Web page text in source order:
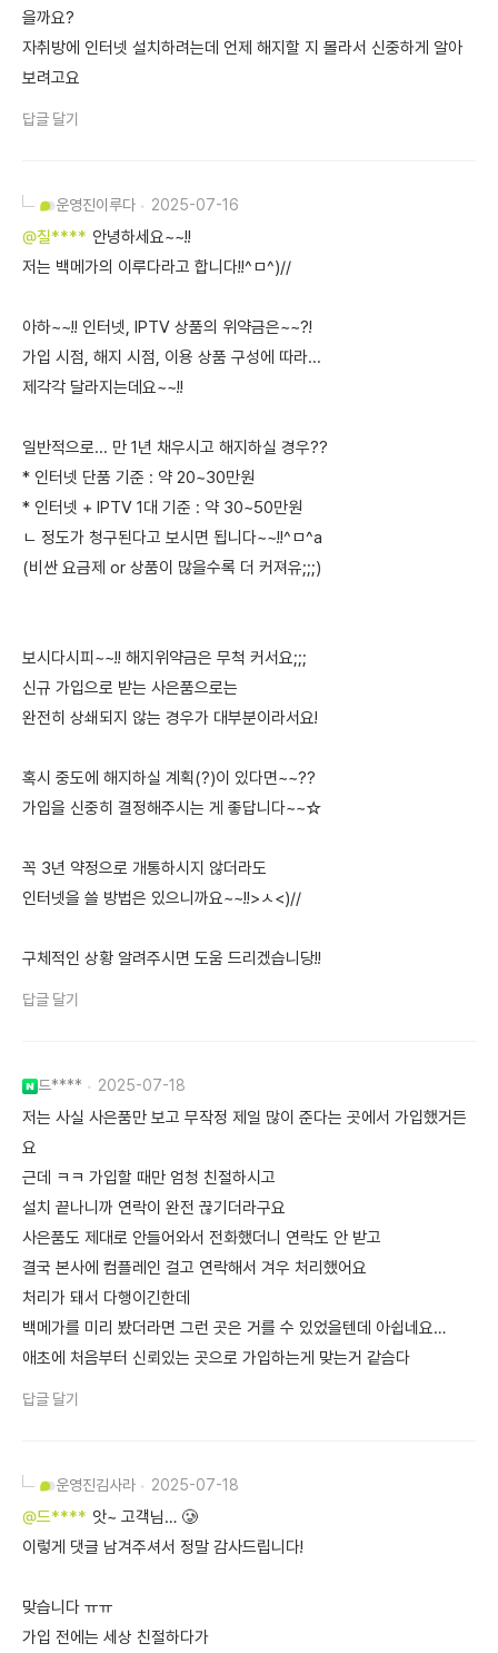
을까요?
자취방에 인터넷 설치하려는데 언제 해지할 지 몰라서 신중하게 알아
보려고요
답글 달기
운영진이루다 2025-07-16
@칠**** 안녕하세요~~!!
저는 백메가의 이루다라고 합니다!!^ㅁ^)//
아하~~!! 인터넷, IPTV 상품의 위약금은~~?!
가입 시점, 해지 시점, 이용 상품 구성에 따라...
제각각 달라지는데요~~!!
일반적으로... 만 1년 채우시고 해지하실 경우??
* 인터넷 단품 기준 : 약 20~30만원
* 인터넷 + IPTV 1대 기준 : 약 30~50만원
ㄴ 정도가 청구된다고 보시면 됩니다~~!!^ㅁ^a
(비싼 요금제 or 상품이 많을수록 더 커져유;;;)
보시다시피~~!! 해지위약금은 무척 커서요;;;
신규 가입으로 받는 사은품으로는
완전히 상쇄되지 않는 경우가 대부분이라서요!
혹시 중도에 해지하실 계획(?)이 있다면~~??
가입을 신중히 결정해주시는 게 좋답니다~~☆
꼭 3년 약정으로 개통하시지 않더라도
인터넷을 쓸 방법은 있으니까요~~!!>ㅅ<)//
구체적인 상황 알려주시면 도움 드리겠습니당!!
답글 달기
드**** 2025-07-18
저는 사실 사은품만 보고 무작정 제일 많이 준다는 곳에서 가입했거든
요
근데 ㅋㅋ 가입할 때만 엄청 친절하시고
설치 끝나니까 연락이 완전 끊기더라구요
사은품도 제대로 안들어와서 전화했더니 연락도 안 받고
결국 본사에 컴플레인 걸고 연락해서 겨우 처리했어요
처리가 돼서 다행이긴한데
백메가를 미리 봤더라면 그런 곳은 거를 수 있었을텐데 아쉽네요…
애초에 처음부터 신뢰있는 곳으로 가입하는게 맞는거 같슴다
답글 달기
운영진김사라 2025-07-18
@드**** 앗~ 고객님… 🥲
이렇게 댓글 남겨주셔서 정말 감사드립니다!
맞습니다 ㅠㅠ
가입 전에는 세상 친절하다가